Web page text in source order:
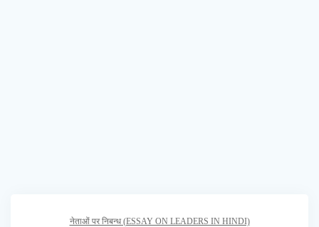
नेताओं पर निबन्ध (ESSAY ON LEADERS IN HINDI)